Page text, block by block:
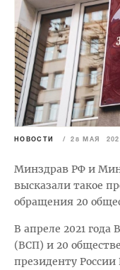
НОВОСТИ / 28 МАЯ
Минздрав РФ и
высказали такое
обращения 20
В апреле 2021 года
(ВСП) и 20
президенту